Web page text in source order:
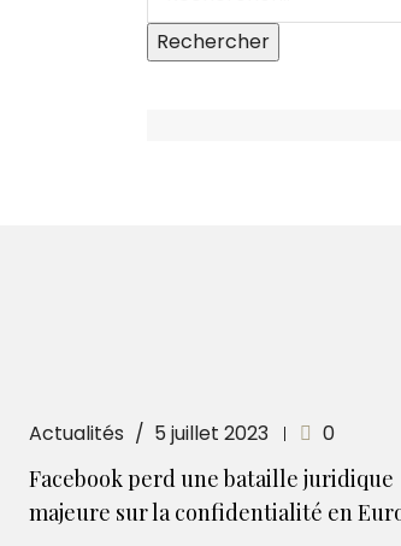
Actualités 5 juillet 2023 0
Facebook perd une bataille juridique
majeure sur la confidentialité en